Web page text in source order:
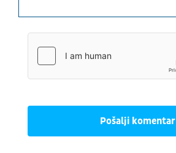
Pošalji komentar